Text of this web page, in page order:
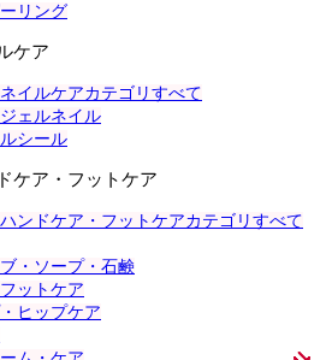
リング
ケア
イルケアカテゴリすべて
ェルネイル
シール
ケア・フットケア
ンドケア・フットケアカテゴリすべて
・ソープ・石鹸
ットケア
ヒップケア